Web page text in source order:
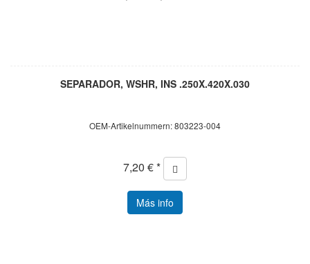
SEPARADOR, WSHR, INS .250X.420X.030
OEM-Artikelnummern: 803223-004
7,20 € *
Más info